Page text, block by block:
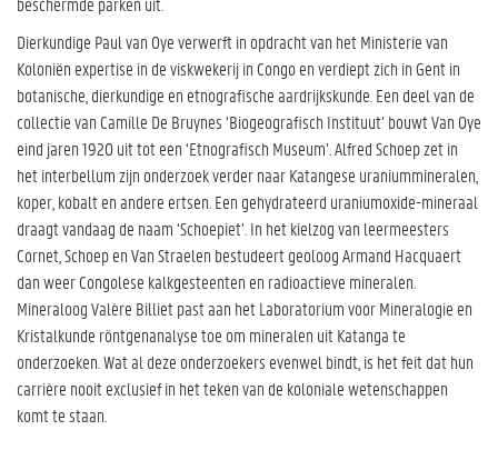
Dierkundige Paul van Oye verwerft in opdracht van het Ministerie van
Koloniën expertise in de viskwekerij in Congo en verdiept zich in Gent in
botanische, dierkundige en etnografische aardrijkskunde. Een deel van de
collectie van Camille De Bruynes ‘Biogeografisch Instituut’ bouwt Van Oye
eind jaren 1920 uit tot een ‘Etnografisch Museum’. Alfred Schoep zet in
het interbellum zijn onderzoek verder naar Katangese uraniummineralen,
koper, kobalt en andere ertsen. Een gehydrateerd uraniumoxide-mineraal
draagt vandaag de naam ‘Schoepiet’. In het kielzog van leermeesters
Cornet, Schoep en Van Straelen bestudeert geoloog Armand Hacquaert
dan weer Congolese kalkgesteenten en radioactieve mineralen.
Mineraloog Valère Billiet past aan het Laboratorium voor Mineralogie en
Kristalkunde röntgenanalyse toe om mineralen uit Katanga te
onderzoeken. Wat al deze onderzoekers evenwel bindt, is het feit dat hun
carrière nooit exclusief in het teken van de koloniale wetenschappen
komt te staan.